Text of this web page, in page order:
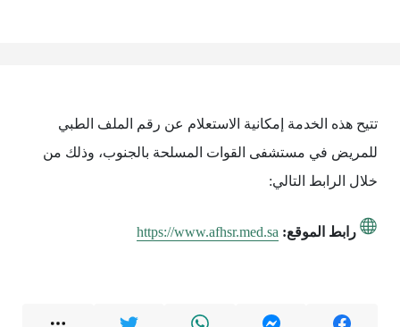
تتيح هذه الخدمة إمكانية الاستعلام عن رقم الملف الطبي
للمريض في مستشفى القوات المسلحة بالجنوب، وذلك من
خلال الرابط التالي:
رابط الموقع: https://www.afhsr.med.sa